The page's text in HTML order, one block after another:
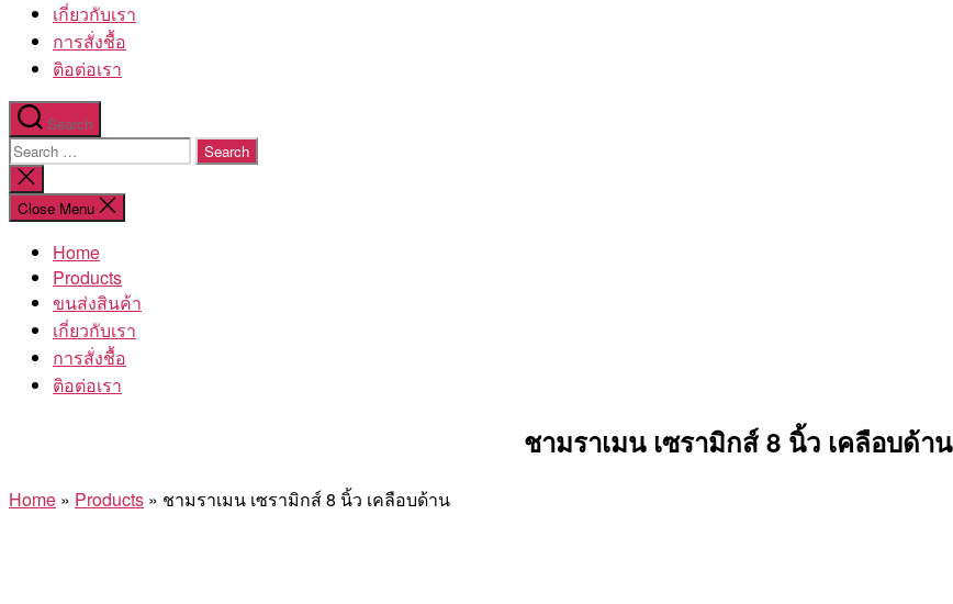
เกี่ยวกับเรา
การสั่งชื้อ
ติอต่อเรา
Search
Search
for:
Close
search
Close Menu
Home
Products
ขนส่งสินค้า
เกี่ยวกับเรา
การสั่งชื้อ
ติอต่อเรา
ชามราเมน เซรามิกส์ 8 นิ้ว เคลือบด้าน
Home » Products » ชามราเมน เซรามิกส์ 8 นิ้ว เคลือบด้าน